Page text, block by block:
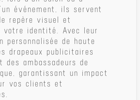
événement, ils servent
repère visuel et
votre identité. Avec leur
personnalisée de haute
drapeaux publicitaires
des ambassadeurs de
garantissant un impact
vos clients et